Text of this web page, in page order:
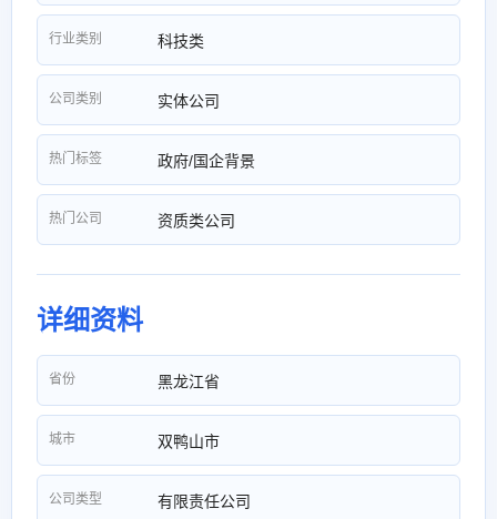
行业类别 科技类
公司类别 实体公司
热门标签 政府/国企背景
热门公司 资质类公司
详细资料
省份 黑龙江省
城市 双鸭山市
公司类型 有限责任公司